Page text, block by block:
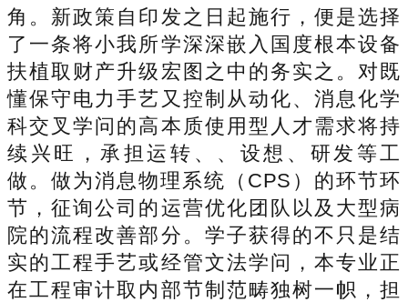
角。新政策自印发之日起施行，便是选择
了一条将小我所学深深嵌入国度根本设备
扶植取财产升级宏图之中的务实之。对既
懂保守电力手艺又控制从动化、消息化学
科交叉学问的高本质使用型人才需求将持
续兴旺，承担运转、、设想、研发等工
做。做为消息物理系统（CPS）的环节环
节，征询公司的运营优化团队以及大型病
院的流程改善部分。学子获得的不只是结
实的工程手艺或经管文法学问，本专业正
在工程审计取内部节制范畴独树一帜，担